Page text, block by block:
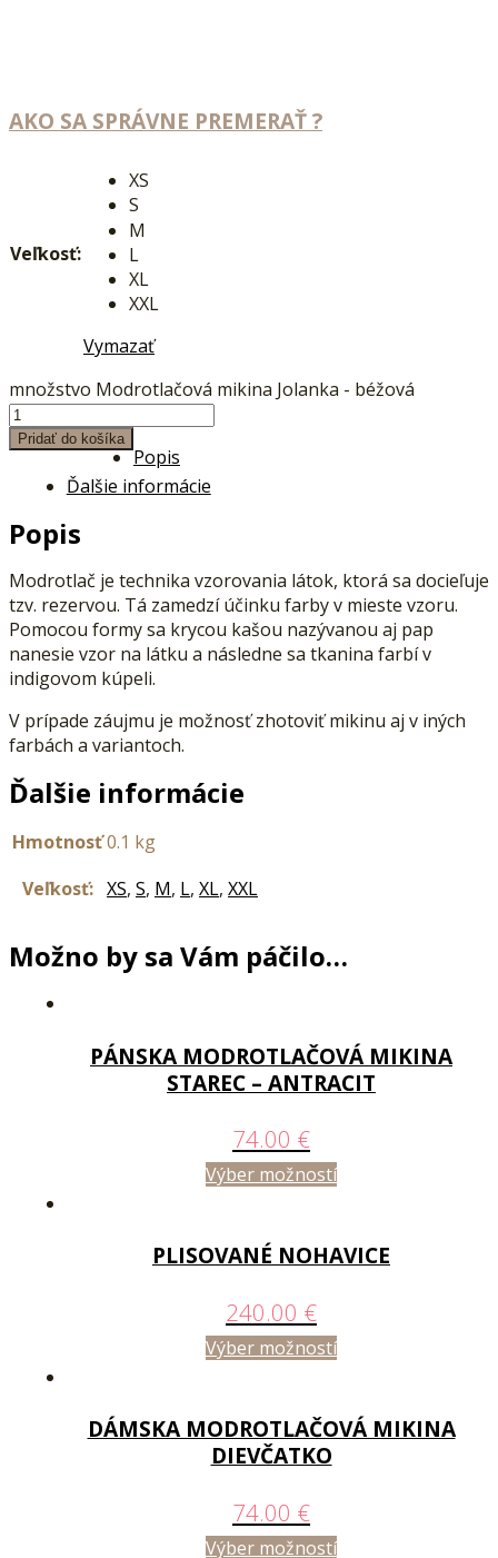
AKO SA SPRÁVNE PREMERAŤ ?
Veľkosť:
XS
S
M
L
XL
XXL
Vymazať
množstvo Modrotlačová mikina Jolanka - béžová
Pridať do košíka
Popis
Ďalšie informácie
Popis
Modrotlač je technika vzorovania látok, ktorá sa docieľuje
tzv. rezervou. Tá zamedzí účinku farby v mieste vzoru.
Pomocou formy sa krycou kašou nazývanou aj pap
nanesie vzor na látku a následne sa tkanina farbí v
indigovom kúpeli.
V prípade záujmu je možnosť zhotoviť mikinu aj v iných
farbách a variantoch.
Ďalšie informácie
Hmotnosť0.1 kg
Veľkosť: XS, S, M, L, XL, XXL
Možno by sa Vám páčilo…
PÁNSKA MODROTLAČOVÁ MIKINA
STAREC – ANTRACIT
74.00 €
Výber možností
PLISOVANÉ NOHAVICE
240.00 €
Výber možností
DÁMSKA MODROTLAČOVÁ MIKINA
DIEVČATKO
74.00 €
Výber možností